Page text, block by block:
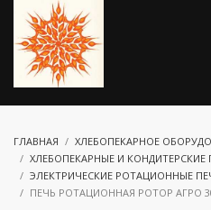
ГЛАВНАЯ
ХЛЕБОПЕКАРНОЕ
ХЛЕБОПЕКАРНЫЕ И КОНДИТЕРСКИЕ
ЭЛЕКТРИЧЕСКИЕ РОТАЦИОННЫЕ
ПЕЧЬ РОТАЦИОННАЯ РОТОР АГРО